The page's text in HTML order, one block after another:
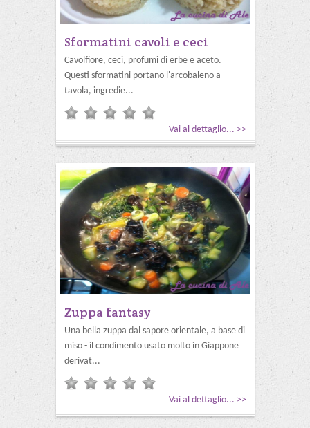
Sformatini cavoli e ceci
Cavolfiore, ceci, profumi di erbe e aceto.
Questi sformatini portano l'arcobaleno a
tavola, ingredie...
Vai al dettaglio... >>
Zuppa fantasy
Una bella zuppa dal sapore orientale, a base di
miso - il condimento usato molto in Giappone
derivat...
Vai al dettaglio... >>